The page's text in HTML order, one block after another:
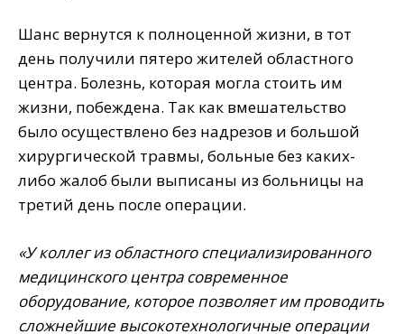
Шанс вернутся к полноценной жизни, в тот
день получили пятеро жителей областного
центра. Болезнь, которая могла стоить им
жизни, побеждена. Так как вмешательство
было осуществлено без надрезов и большой
хирургической травмы, больные без каких-
либо жалоб были выписаны из больницы на
третий день после операции.
«У коллег из областного специализированного
медицинского центра современное
оборудование, которое позволяет им проводить
сложнейшие высокотехнологичные операции